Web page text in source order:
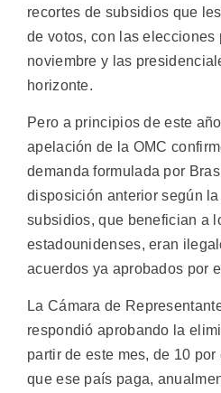
recortes de subsidios que
de votos, con las elecciones
noviembre y las
horizonte.
Pero a principios de este
apelación de la OMC
demanda formulada por
disposición anterior según
subsidios, que benefician a
estadounidenses, eran
acuerdos ya aprobados por
La Cámara de
respondió aprobando la
partir de este mes, de 10
que ese país paga,